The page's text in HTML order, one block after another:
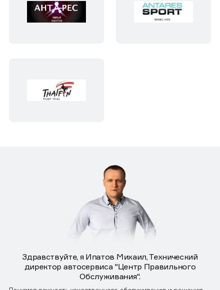
Здравствуйте, я Ипатов Михаил, Технический
директор автосервиса "Центр Правильного
Обслуживания".